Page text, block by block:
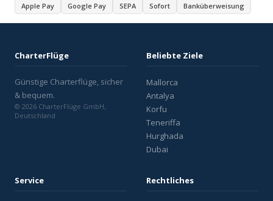
Apple Pay
Google Pay SEPA Sofort Banküberweisung
CharterFlüge
Günstige Charterflüge, sicher
& bequem.
© 2026 CharterFlüge GmbH,
Deutschland
Beliebte Ziele
Mallorca
Antalya
Korfu
Teneriffa
Hurghada
Dubai
Service Rechtliches